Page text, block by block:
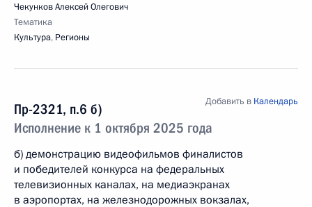
Чекунков Алексей Олегович
Тематика
Культура, Регионы
Пр-2321, п.6 б)
Исполнение к 1 октября 2025 года
Добавить в Календарь
б) демонстрацию видеофильмов финалистов
и победителей конкурса на федеральных
телевизионных каналах, на медиаэкранах
в аэропортах, на железнодорожных вокзалах,